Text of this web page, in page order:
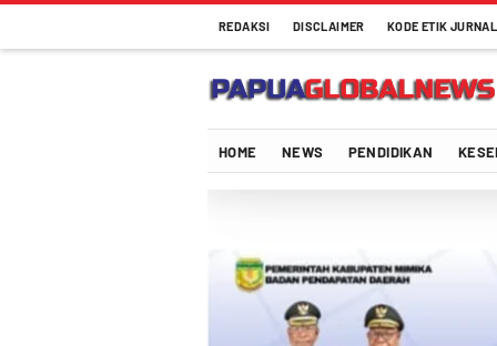
REDAKSI DISCLAIMER KODE ETIK
Papuaglobalnews.com
Menulis Fakta dengan Hati Bening
HOME NEWS PENDIDIKAN